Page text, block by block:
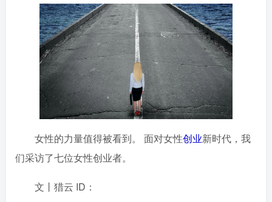
女性的力量值得被看到。 面对女性创业新时代，我
们采访了七位女性创业者。
文丨猎云 ID：